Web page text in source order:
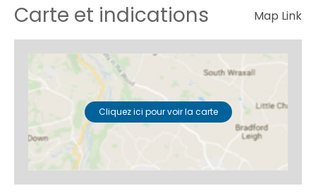
Carte et indications Map Link
Cliquez ici pour voir la carte